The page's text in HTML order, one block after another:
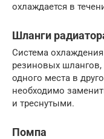
охлаждается в
Шланги
Система
резиновых
одного места в
необходимо
и треснутыми.
Помпа